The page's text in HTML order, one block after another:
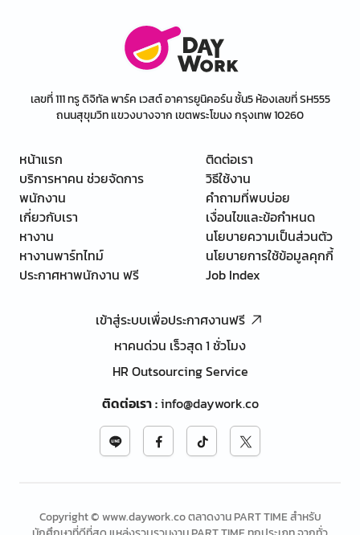
เลขที่ 111 ทรู ดิจิทัล พาร์ค เวสต์ อาคารยูนิคอร์น ชั้น5 ห้องเลขที่ SH555
ถนนสุขุมวิท แขวงบางจาก เขตพระโขนง กรุงเทพ 10260
หน้าแรก
บริการหาคน ช่วยจัดการ
พนักงาน
เกี่ยวกับเรา
หางาน
หางานพาร์ทไทม์
ประกาศหาพนักงาน ฟรี
ติดต่อเรา
วิธีใช้งาน
คำถามที่พบบ่อย
เงื่อนไขและข้อกำหนด
นโยบายความเป็นส่วนตัว
นโยบายการใช้ข้อมูลคุกกี้
Job Index
เข้าสู่ระบบเพื่อประกาศงานฟรี
หาคนด่วน เร็วสุด 1 ชั่วโมง
HR Outsourcing Service
ติดต่อเรา:info@daywork.co
Copyright © www.daywork.co ตลาดงาน PART TIME สำหรับ